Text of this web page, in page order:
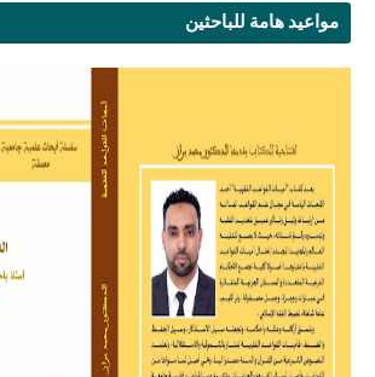
مواعيد هامة للباحثين